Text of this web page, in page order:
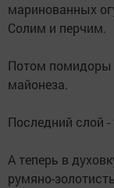
маринованных
Солим и перчим.
Потом помидоры
майонеза.
Последний слой
А теперь в
румяно-